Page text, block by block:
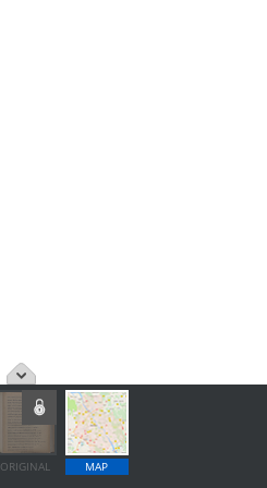
ORIGINAL MAP